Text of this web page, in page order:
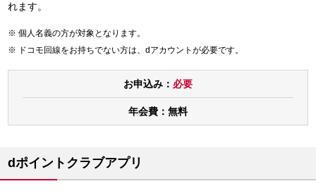
れます。
個人名義の方が対象となります。
ドコモ回線をお持ちでない方は、dアカウントが必要です。
お申込み： 必要
年会費： 無料
dポイントクラブアプリ